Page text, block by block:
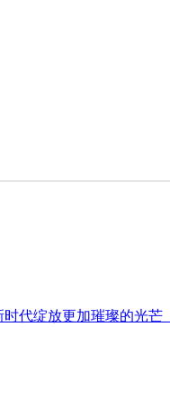
代绽放更加璀璨的光芒